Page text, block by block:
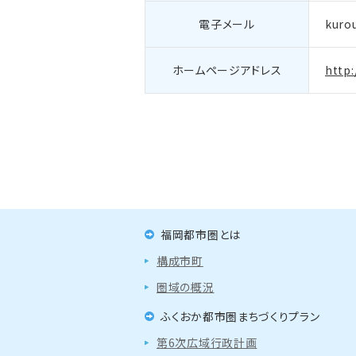
電子メール
ホームページアドレス
福岡都市圏とは
構成市町
圏域の概況
ふくおか都市圏まちづくりプラン
第6次広域行政計画